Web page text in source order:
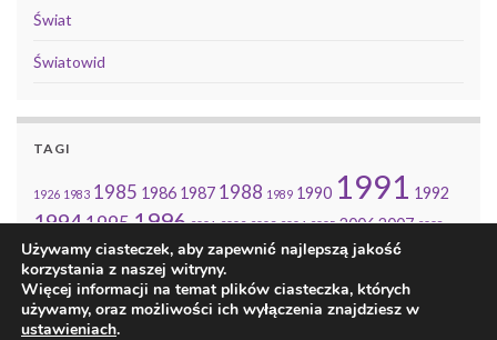
Świat
Światowid
TAGI
1926 1983 1985 1986 1987 1988 1989 1990 1991 1992
199419951996 2001 2002 2003 2004 2005 20062007 2008
2009201020112013 2014
Używamy ciasteczek, aby zapewnić najlepszą jakość
korzystania z naszej witryny.
Więcej informacji na temat plików ciasteczka, których
używamy, oraz możliwości ich wyłączenia znajdziesz w
ustawieniach.